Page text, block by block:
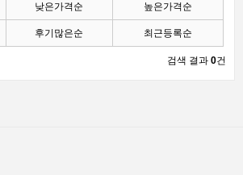
낮은가격순 높은가격순
후기많은순 최근등록순
검색 결과 0건